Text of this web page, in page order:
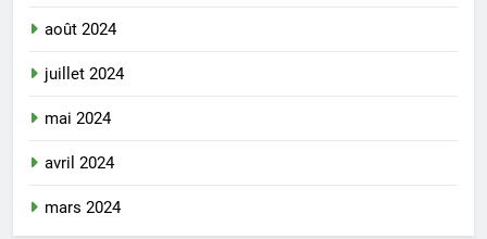
août 2024
juillet 2024
mai 2024
avril 2024
mars 2024